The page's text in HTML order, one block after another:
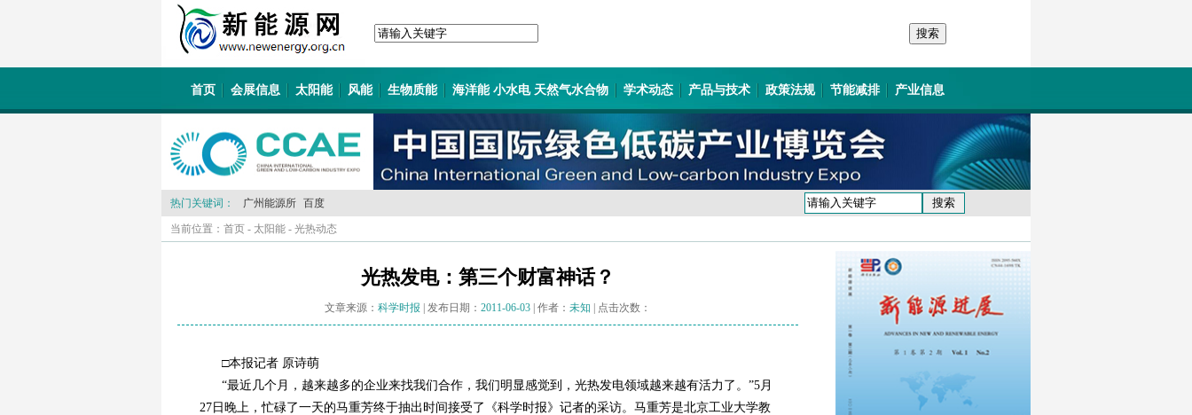
首页 会展信息 太阳能 风能 生物质能 海洋能 小水电 天然气水合物 学术动态 产品与技术 政策法规 节能减排 产业信息
热门关键词： 广州能源所 百度
当前位置： 首页 - 太阳能 - 光热动态
光热发电：第三个财富神话？
文章来源： 科学时报 | 发布日期： 2011-06-03 | 作者： 未知 | 点击次数：
□本报记者 原诗萌
“最近几个月，越来越多的企业来找我们合作，我们明显感觉到，光热发电领域越来越有活力了。”5月
27日晚上，忙碌了一天的马重芳终于抽出时间接受了《科学时报》记者的采访。马重芳是北京工业大学教